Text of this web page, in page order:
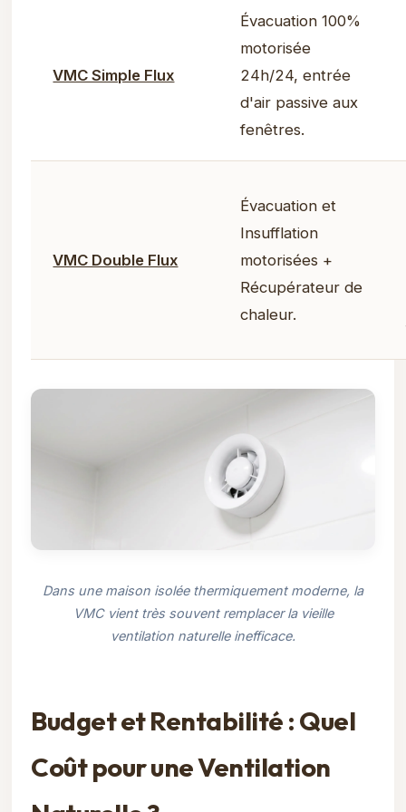
VMC Simple Flux
Évacuation 100%
motorisée
24h/24, entrée
d'air passive aux
fenêtres.
VMC Double Flux
Évacuation et
Insufflation
motorisées +
Récupérateur de
chaleur.
Dans une maison isolée thermiquement moderne, la
VMC vient très souvent remplacer la vieille
ventilation naturelle inefficace.
Budget et Rentabilité : Quel
Coût pour une Ventilation